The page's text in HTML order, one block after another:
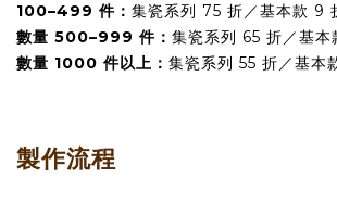
100–499 件： 集瓷系列 75 折／基本款 9
數量 500–999 件： 集瓷系列 65 折／基
數量 1000 件以上： 集瓷系列 55 折／基本
製作流程